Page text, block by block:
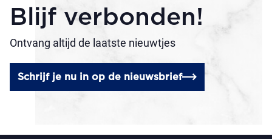
Blijf verbonden!
Ontvang altijd de laatste nieuwtjes
Schrijf je nu in op de nieuwsbrief